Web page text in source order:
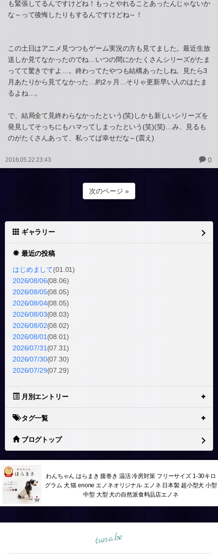
も緊張してるんですけどね！もっとやれることあったんじゃないか
な～って後悔したりもするんですけどね～！
この土日はアニメ見つつもゲーム実況の方も見てました。最近生放
送しか見てなかったのでね…いつの間にかたくさんシリーズがたま
ってて驚きですよ…。終わってたやつも結構あったしね。見たら3
月あたりから見てなかった…約2ヶ月…そりゃ更新早い人のはたま
るよね…。
で、結局全て見終わらなかったという(笑)しかも新しいシリーズを
発見してそっちにもハマってしまったという(笑)(笑)…み、見るも
のがたくさんあって、私ってば幸せだな～(震え)
2016.05.22 23:43 0
次のページ »
ギャラリー
最近の投稿
はじめまして(01.01)
2026/08/06(08.06)
2026/08/05(08.05)
2026/08/04(08.05)
2026/08/03(08.03)
2026/08/02(08.02)
2026/08/01 (08.01)
2026/07/31 (07.31)
2026/07/30(07.30)
2026/07/29(07.29)
月別エントリー
タグ一覧
ブログトップ
わんちゃん はらまき 腹巻き 温活 冷房対策 フリーサイズ 1-30キロ
グラム 犬 猫 enone エノネオリジナル エノネ 日本製 超小型犬 小型
中型 大型 犬の自然派食料品店エノネ
tuna.be